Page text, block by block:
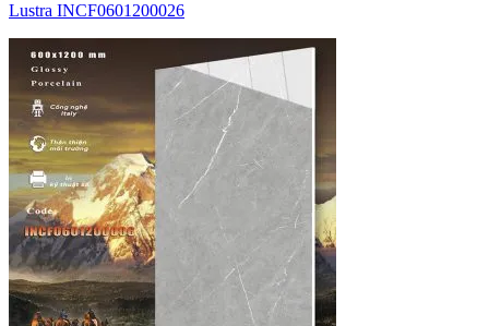
Lustra INCF0601200026